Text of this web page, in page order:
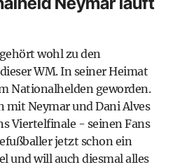
wohl zu den
WM. In seiner Heimat
Nationalhelden geworden.
mit Neymar und Dani Alves
Viertelfinale - seinen Fans
jetzt schon ein
und will auch diesmal alles